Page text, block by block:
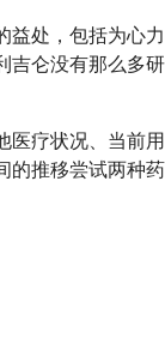
益处，包括为心力
吉仑没有那么多研
医疗状况、当前用
的推移尝试两种药